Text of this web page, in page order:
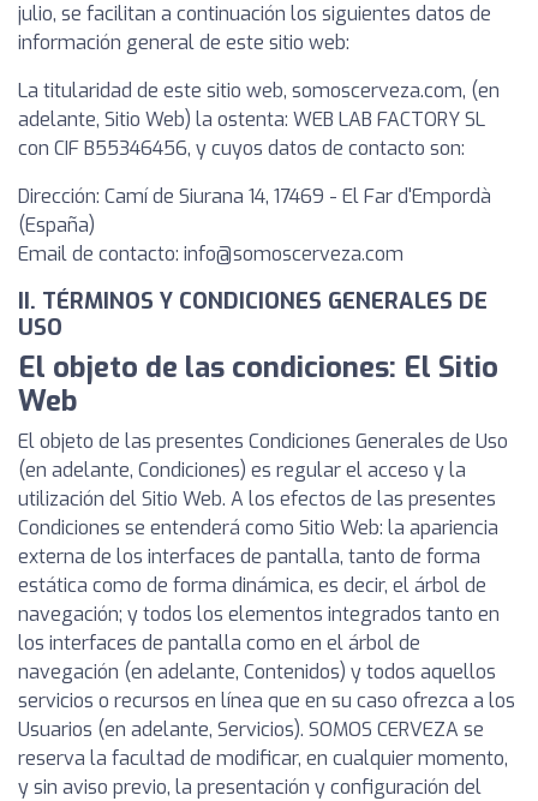
julio, se facilitan a continuación los siguientes datos de
información general de este sitio web:
La titularidad de este sitio web, somoscerveza.com, (en
adelante, Sitio Web) la ostenta: WEB LAB FACTORY SL
con CIF B55346456, y cuyos datos de contacto son:
Dirección: Camí de Siurana 14, 17469 - El Far d'Empordà
(España)
Email de contacto: info@somoscerveza.com
II. TÉRMINOS Y CONDICIONES GENERALES DE
USO
El objeto de las condiciones: El Sitio
Web
El objeto de las presentes Condiciones Generales de Uso
(en adelante, Condiciones) es regular el acceso y la
utilización del Sitio Web. A los efectos de las presentes
Condiciones se entenderá como Sitio Web: la apariencia
externa de los interfaces de pantalla, tanto de forma
estática como de forma dinámica, es decir, el árbol de
navegación; y todos los elementos integrados tanto en
los interfaces de pantalla como en el árbol de
navegación (en adelante, Contenidos) y todos aquellos
servicios o recursos en línea que en su caso ofrezca a los
Usuarios (en adelante, Servicios). SOMOS CERVEZA se
reserva la facultad de modificar, en cualquier momento,
y sin aviso previo, la presentación y configuración del